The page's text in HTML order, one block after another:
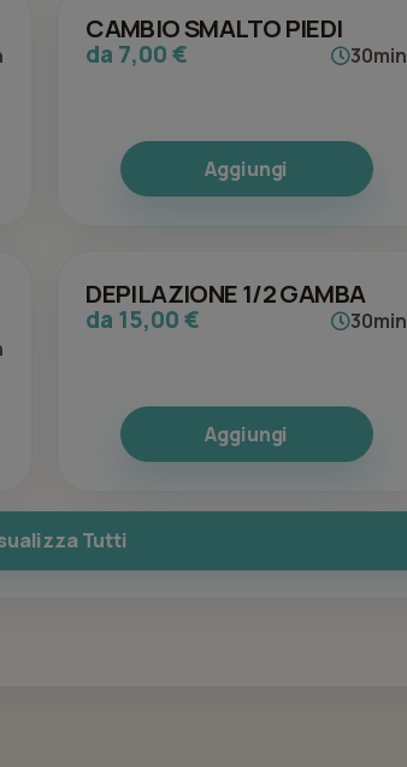
CAMBIO SMALTO PIEDI
da 7,00 € 30min
Aggiungi
DEPILAZIONE 1/2 GAMBA
da 15,00 € 30min
Aggiungi
Tutti